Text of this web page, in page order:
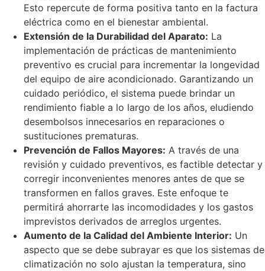
Esto repercute de forma positiva tanto en la factura
eléctrica como en el bienestar ambiental.
Extensión de la Durabilidad del Aparato: La
implementación de prácticas de mantenimiento
preventivo es crucial para incrementar la longevidad
del equipo de aire acondicionado. Garantizando un
cuidado periódico, el sistema puede brindar un
rendimiento fiable a lo largo de los años, eludiendo
desembolsos innecesarios en reparaciones o
sustituciones prematuras.
Prevención de Fallos Mayores: A través de una
revisión y cuidado preventivos, es factible detectar y
corregir inconvenientes menores antes de que se
transformen en fallos graves. Este enfoque te
permitirá ahorrarte las incomodidades y los gastos
imprevistos derivados de arreglos urgentes.
Aumento de la Calidad del Ambiente Interior: Un
aspecto que se debe subrayar es que los sistemas de
climatización no solo ajustan la temperatura, sino